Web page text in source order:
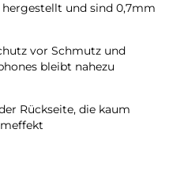
hergestellt und sind 0,7mm
vor Schmutz und
bleibt nahezu
Rückseite, die kaum
zudem ist für die